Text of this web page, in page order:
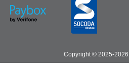
Copyright © 2025-2026